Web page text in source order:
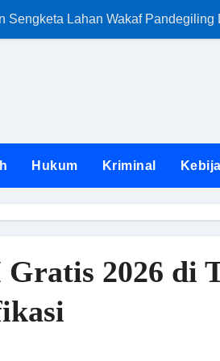
Lahan Wakaf Pandegiling
Hukum Kriminal
2026 di